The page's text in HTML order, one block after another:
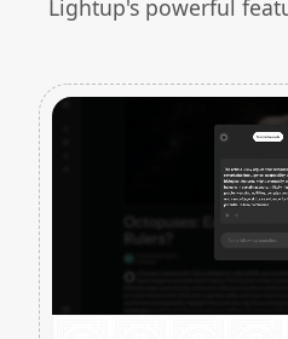
Lightup's powerful